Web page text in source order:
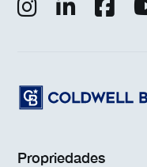
Propriedades